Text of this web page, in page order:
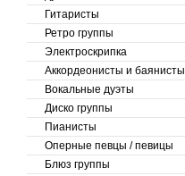
Гитаристы
Ретро группы
Электроскрипка
Аккордеонисты и баянисты
Вокальные дуэты
Диско группы
Пианисты
Оперные певцы / певицы
Блюз группы